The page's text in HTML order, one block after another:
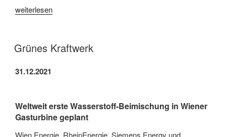
„Eisensilikate
Hydrierungen“
weiterlesen
Grünes Kraftwerk
31.12.2021
Weltweit erste Wasserstoff-Beimischung in Wiener
Gasturbine geplant
Wien Energie, RheinEnergie, Siemens Energy und